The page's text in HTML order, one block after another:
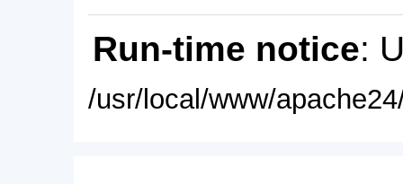
Run-time notice:
/usr/local/www/